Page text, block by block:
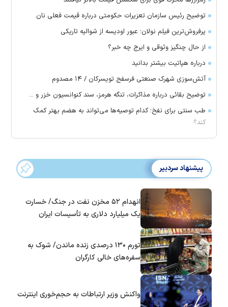
توضیح رئیس سازمان تعزیرات حکومتی درباره قیمت فعلی نان
پرفروش‌ترین فیلم نولان؛ عبور اودیسه از شوالیه تاریکی
از حال چنگیز وثوقی و ایرج چه خبر؟
درباره هپاتیت بیشتر بدانید
آتش‌سوزی شهرک صنعتی فرسفج تویسرکان / ۱۴ مصدوم
توضیح بقائی درباره مذاکرات، تنگه هرمز، سند کنوانسیون خزر و ...
طب سنتی برای نفخ؛ کدام توصیه‌ها می‌تواند به هضم بهتر کمک
کند؟
پیشنهاد سردبیر
انهدام ۵۲ مخزن نفت در جنگ/ خسارت
یک میلیارد دلاری به تأسیسات ایران
تورم ۱۳۰ درصدی زنده ماندن/ شوک به
سفره‌های خالی کارگران
واکنش وزیر ارتباطات به حجم‌خوری اینترنت